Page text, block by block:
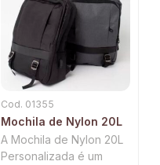
Cod. 01355
Mochila de Nylon 20L
A Mochila de Nylon 20L
Personalizada é um